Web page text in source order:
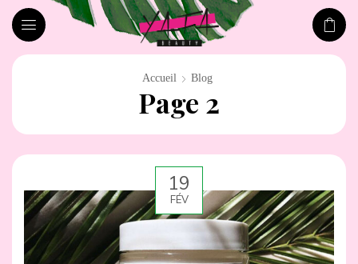
Accueil Blog
Page 2
19
FÉV